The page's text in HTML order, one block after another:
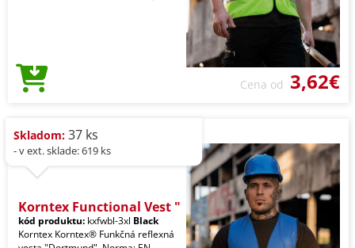
Cena od 3,62€
Skladom: 37 ks
- v ext. sklade: 619 ks
Korntex Functional Vest "
kód produktu: kxfwbl-3xl Black
Korntex Korntex® Funkčná reflexná